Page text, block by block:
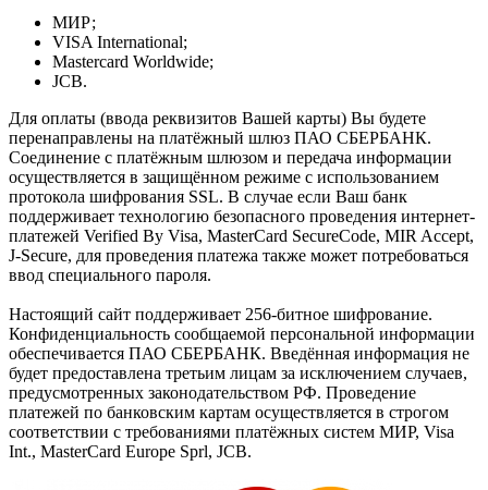
МИР;
VISA International;
Mastercard Worldwide;
JCB.
Для оплаты (ввода реквизитов Вашей карты) Вы будете
перенаправлены на платёжный шлюз ПАО СБЕРБАНК.
Соединение с платёжным шлюзом и передача информации
осуществляется в защищённом режиме с использованием
протокола шифрования SSL. В случае если Ваш банк
поддерживает технологию безопасного проведения интернет-
платежей Verified By Visa, MasterCard SecureCode, MIR Accept,
J-Secure, для проведения платежа также может потребоваться
ввод специального пароля.
Настоящий сайт поддерживает 256-битное шифрование.
Конфиденциальность сообщаемой персональной информации
обеспечивается ПАО СБЕРБАНК. Введённая информация не
будет предоставлена третьим лицам за исключением случаев,
предусмотренных законодательством РФ. Проведение
платежей по банковским картам осуществляется в строгом
соответствии с требованиями платёжных систем МИР, Visa
Int., MasterCard Europe Sprl, JCB.